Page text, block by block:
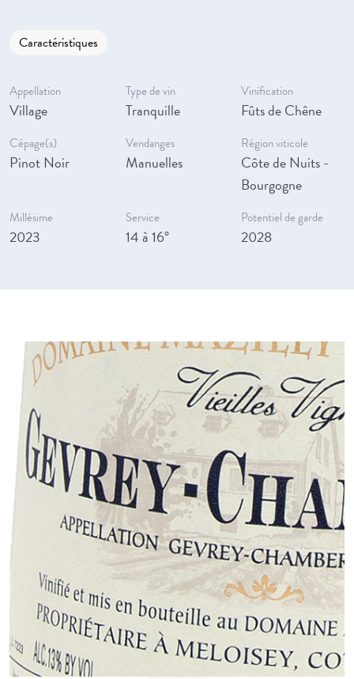
Caractéristiques
Appellation
Village
Type de vin
Tranquille
Vinification
Fûts de Chêne
Cépage(s)
Pinot Noir
Vendanges
Manuelles
Région viticole
Côte de Nuits -
Bourgogne
Millésime
2023
Service
14 à 16°
Potentiel de garde
2028